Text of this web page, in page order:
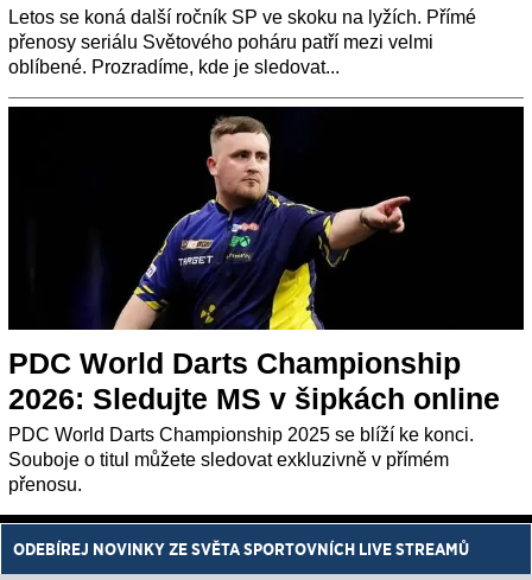
Letos se koná další ročník SP ve skoku na lyžích. Přímé
přenosy seriálu Světového poháru patří mezi velmi
oblíbené. Prozradíme, kde je sledovat...
PDC World Darts Championship
2026: Sledujte MS v šipkách online
PDC World Darts Championship 2025 se blíží ke konci.
Souboje o titul můžete sledovat exkluzivně v přímém
přenosu.
ODEBÍREJ NOVINKY ZE SVĚTA SPORTOVNÍCH LIVE STREAMŮ